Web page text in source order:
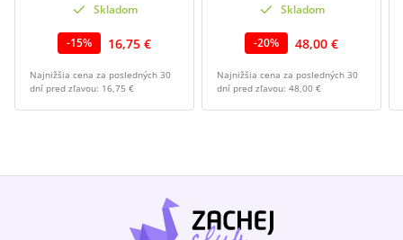
Skladom
-15% 16,75 €
Najnižšia cena za posledných 30
dní pred zľavou: 16,75 €
Skladom
-20% 48,00 €
Najnižšia cena za posledných 30
dní pred zľavou: 48,00 €